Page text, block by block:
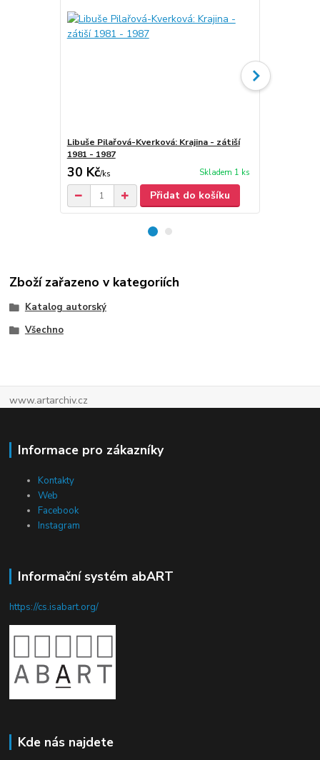
Libuše Pilařová-Kverková: Krajina - zátiší
1981 - 1987
30 Kč/ks Skladem 1 ks
Přidat do košíku
Zboží zařazeno v kategoriích
Katalog autorský
Všechno
www.artarchiv.cz
Informace pro zákazníky
Kontakty
Web
Facebook
Instagram
Informační systém abART
https://cs.isabart.org/
Kde nás najdete